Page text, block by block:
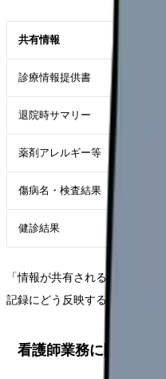
共有情報
診療情報提供書 転院
退院時サマリー 訪問
薬剤アレルギー等 初診
傷病名・検査結果 申し
健診結果 生活
「情報が共有される」こと自
記録にどう反映するかが実務上
看護師業務に関係する